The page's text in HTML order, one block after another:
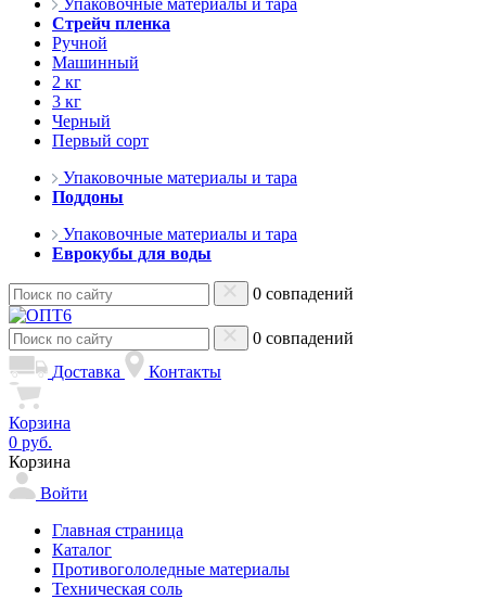
Упаковочные материалы и тара
Стрейч пленка
Ручной
Машинный
2 кг
3 кг
Черный
Первый сорт
Упаковочные материалы и тара
Поддоны
Упаковочные материалы и тара
Еврокубы для воды
0 совпадений
0 совпадений
Доставка
Контакты
Корзина
0 руб.
Корзина
Войти
Главная страница
Каталог
Противогололедные материалы
Техническая соль